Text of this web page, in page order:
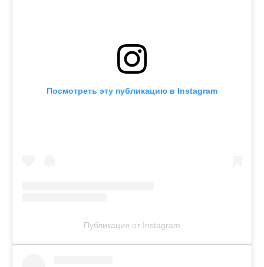
Посмотреть эту публикацию в Instagram
Публикация от Instagram